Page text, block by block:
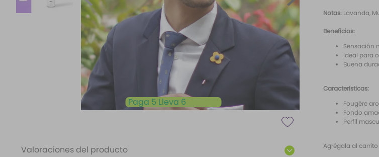
Paga 5 Lleva 6
Valoraciones del producto
Notas: Lavanda,
Beneficios:
Sensación
Ideal para
Buena
Características:
Fougère
Fondo
Perfil
Agrégala al
10. difusor